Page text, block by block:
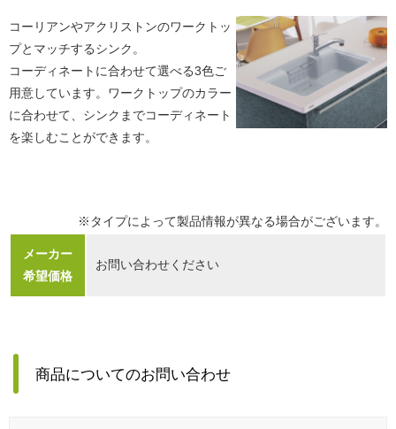
コーリアンやアクリストンのワークトッ
プとマッチするシンク。
コーディネートに合わせて選べる3色ご
用意しています。ワークトップのカラー
に合わせて、シンクまでコーディネート
を楽しむことができます。
※タイプによって製品情報が異なる場合がございます。
メーカー
希望価格
お問い合わせください
商品についてのお問い合わせ